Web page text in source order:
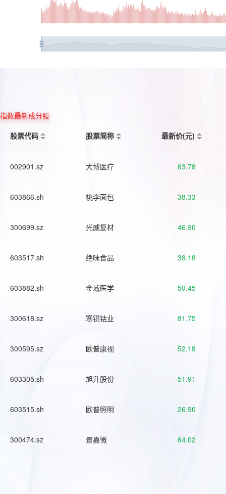
指数最新成分股
股票代码
股票简称 最新价(元)
002901.sz 大博医疗 63.78
603866.sh 桃李面包 38.33
300699.sz 光威复材 46.90
603517.sh 绝味食品 38.18
603882.sh 金域医学 50.45
300618.sz 寒锐钴业 81.75
300595.sz 欧普康视 52.18
603305.sh 旭升股份 51.91
603515.sh 欧普照明 26.90
300474.sz 景嘉微 64.02